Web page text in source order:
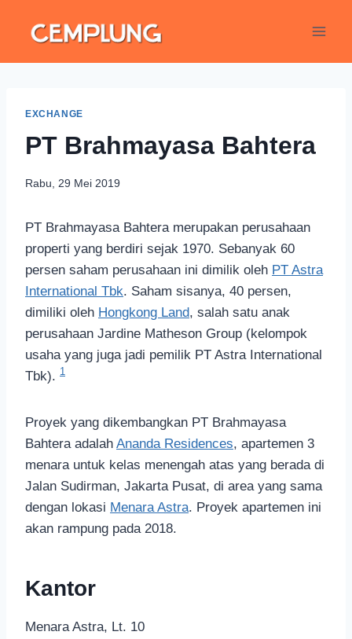
EXCHANGE
PT Brahmayasa Bahtera
Rabu, 29 Mei 2019
PT Brahmayasa Bahtera merupakan perusahaan
properti yang berdiri sejak 1970. Sebanyak 60
persen saham perusahaan ini dimilik oleh PT Astra
International Tbk. Saham sisanya, 40 persen,
dimiliki oleh Hongkong Land, salah satu anak
perusahaan Jardine Matheson Group (kelompok
usaha yang juga jadi pemilik PT Astra International
Tbk). 1
Proyek yang dikembangkan PT Brahmayasa
Bahtera adalah Ananda Residences, apartemen 3
menara untuk kelas menengah atas yang berada di
Jalan Sudirman, Jakarta Pusat, di area yang sama
dengan lokasi Menara Astra. Proyek apartemen ini
akan rampung pada 2018.
Kantor
Menara Astra, Lt. 10